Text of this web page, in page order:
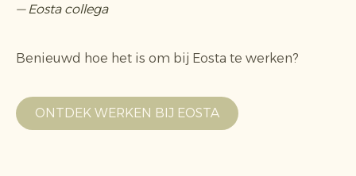
— Eosta collega
Benieuwd hoe het is om bij Eosta te werken?
ONTDEK WERKEN BIJ EOSTA